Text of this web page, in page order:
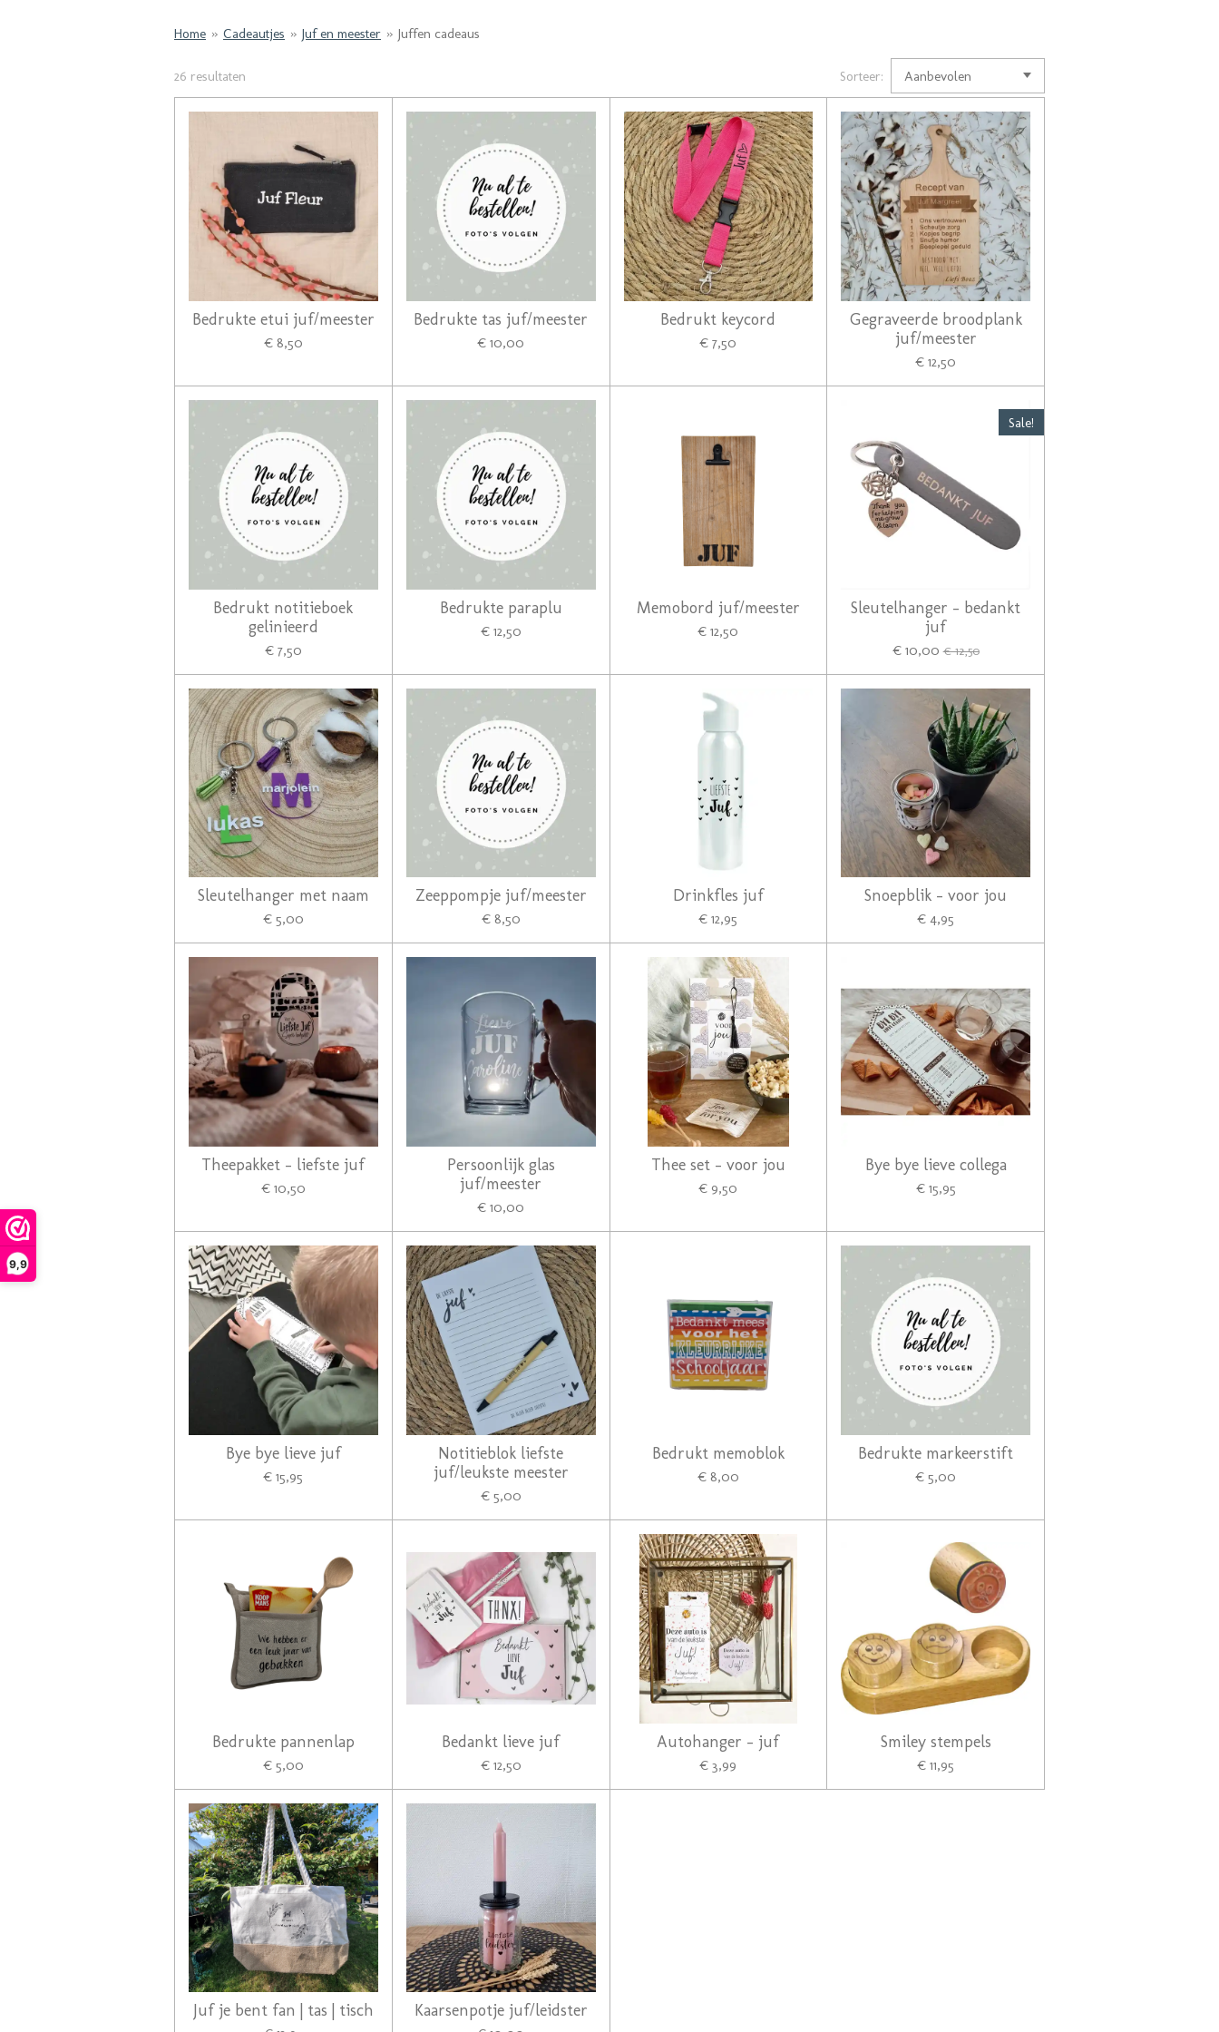
9,9
Home » Cadeautjes » Juf en meester » Juffen cadeaus
26 resultaten Sorteer:
Bedrukte etui juf/meester
€ 8,50
Bedrukte tas juf/meester
€ 10,00
Bedrukt keycord
€ 7,50
Gegraveerde broodplank
juf/meester
€ 12,50
Bedrukt notitieboek
gelinieerd
€ 7,50
Bedrukte paraplu
€ 12,50
Memobord juf/meester
€ 12,50
Sale!
Sleutelhanger - bedankt
juf
€ 10,00 € 12,50
Sleutelhanger met naam
€ 5,00
Zeeppompje juf/meester
€ 8,50
Drinkfles juf
€ 12,95
Snoepblik - voor jou
€ 4,95
Theepakket - liefste juf
€ 10,50
Persoonlijk glas
juf/meester
€ 10,00
Thee set - voor jou
€ 9,50
Bye bye lieve collega
€ 15,95
Bye bye lieve juf
€ 15,95
Notitieblok liefste
juf/leukste meester
€ 5,00
Bedrukt memoblok
€ 8,00
Bedrukte markeerstift
€ 5,00
Bedrukte pannenlap
€ 5,00
Bedankt lieve juf
€ 12,50
Autohanger - juf
€ 3,99
Smiley stempels
€ 11,95
Juf je bent fan | tas | tisch Kaarsenpotje juf/leidster